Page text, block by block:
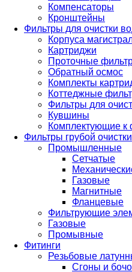
Компенсаторы
Кронштейны
Фильтры для очистки
Корпуса
Картриджи
Проточные
Обратный осмос
Комплекты
Коттеджные
Фильтры для
Кувшины
Комплектующие к
Фильтры грубой очистки
Промышленные
Сетчатые
Газовые
Магнитные
Фланцевые
Фильтрующие
Газовые
Промывные
Фитинги
Резьбовые
Сгоны и